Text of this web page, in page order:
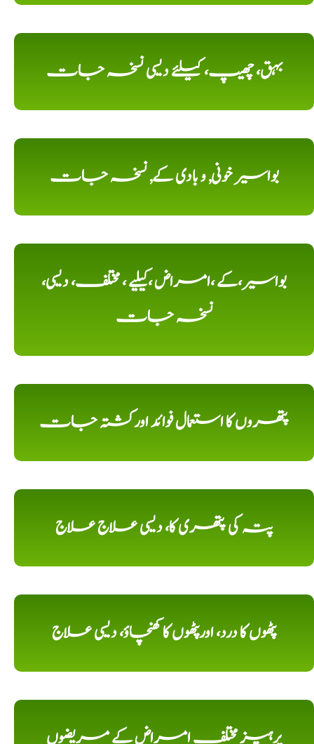
بہق، چھیپ، کیلئے دیسی نسخہ جات
بواسیر خونی, و بادی کے, نسخہ جات
بواسیر،کے ،امراض ،کیلیے ، مختلف، دیسی،
نسخہ جات
پتھروں کا استعمال فوائد اورکشتہ جات
پتہ کی پتھری کا، دیسی علاج علاج
پٹھوں کا درد، اورپٹھوں کا کھنچاؤ، دیسی علاج
پرہیز مختلف امراض کے مریضوں